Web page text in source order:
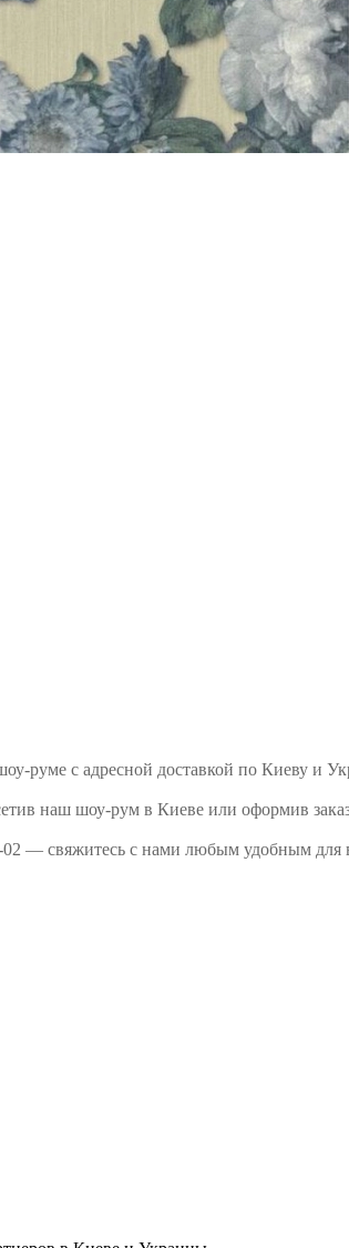
руме с адресной доставкой по Киеву и
наш шоу-рум в Киеве или оформив заказ
— свяжитесь с нами любым удобным